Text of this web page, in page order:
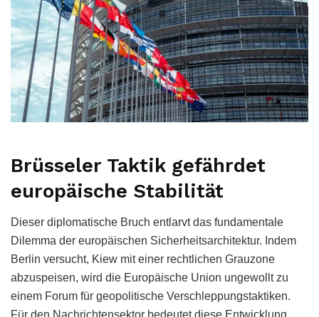
Brüsseler Taktik gefährdet
europäische Stabilität
Dieser diplomatische Bruch entlarvt das fundamentale
Dilemma der europäischen Sicherheitsarchitektur. Indem
Berlin versucht, Kiew mit einer rechtlichen Grauzone
abzuspeisen, wird die Europäische Union ungewollt zu
einem Forum für geopolitische Verschleppungstaktiken.